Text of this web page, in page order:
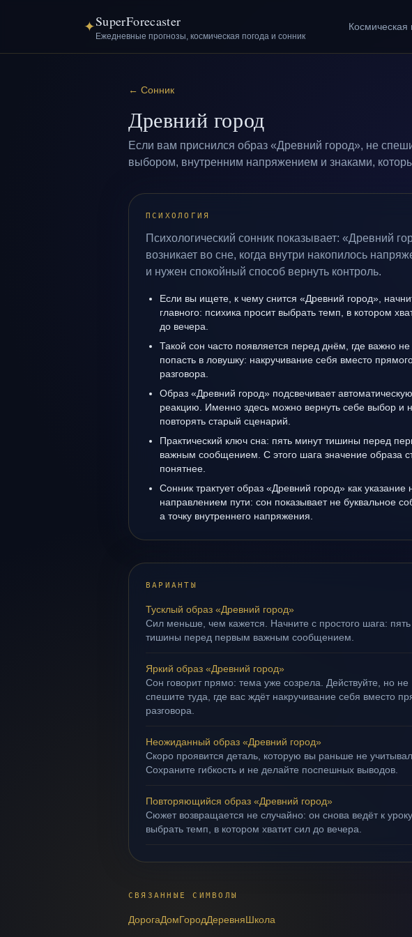
✦SuperForecaster
Ежедневные прогнозы, космическая погода и сонник
Космическая
← Сонник
Древний город
Если вам приснился образ «Древний город», не
выбором, внутренним напряжением и знаками,
ПСИХОЛОГИЯ
Психологический сонник показывает: «Древний
возникает во сне, когда внутри накопилось
и нужен спокойный способ вернуть контроль.
Если вы ищете, к чему снится «Древний город»,
главного: психика просит выбрать темп, в котором
до вечера.
Такой сон часто появляется перед днём, где важно не
попасть в ловушку: накручивание себя вместо
разговора.
Образ «Древний город» подсвечивает автоматическую
реакцию. Именно здесь можно вернуть себе выбор и
повторять старый сценарий.
Практический ключ сна: пять минут тишины перед
важным сообщением. С этого шага значение образа
понятнее.
Сонник трактует образ «Древний город» как указание
направлением пути: сон показывает не буквальное
а точку внутреннего напряжения.
ВАРИАНТЫ
Тусклый образ «Древний город»
Сил меньше, чем кажется. Начните с простого шага:
тишины перед первым важным сообщением.
Яркий образ «Древний город»
Сон говорит прямо: тема уже созрела. Действуйте, но не
спешите туда, где вас ждёт накручивание себя вместо
разговора.
Неожиданный образ «Древний город»
Скоро проявится деталь, которую вы раньше не
Сохраните гибкость и не делайте поспешных выводов.
Повторяющийся образ «Древний город»
Сюжет возвращается не случайно: он снова ведёт к
выбрать темп, в котором хватит сил до вечера.
СВЯЗАННЫЕ СИМВОЛЫ
ДорогаДомГородДеревняШкола